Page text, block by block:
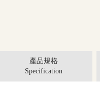
產品規格
Specification